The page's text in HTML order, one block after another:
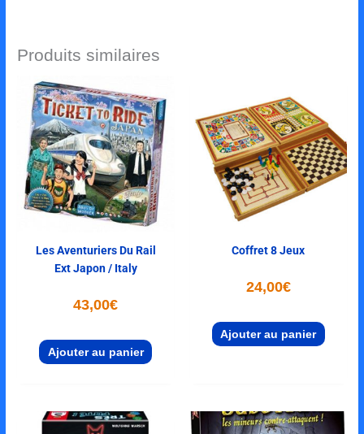
Produits similaires
Les Aventuriers Du Rail
Ext Japon / Italy
43,00€
Ajouter au panier
Coffret 8 Jeux
24,00€
Ajouter au panier